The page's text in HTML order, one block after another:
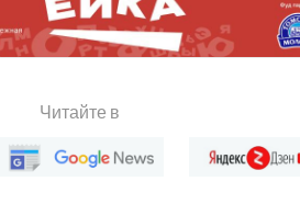
Читайте в